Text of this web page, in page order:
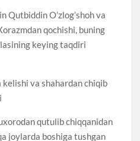
Qutbiddin O’zlog’shoh va
qochishi, buning
keying taqdiri
va shahardan chiqib
qutulib chiqqanidan
joylarda boshiga tushgan